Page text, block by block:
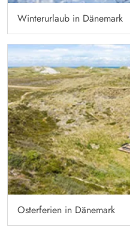
Winterurlaub in Dänemark
Osterferien in Dänemark